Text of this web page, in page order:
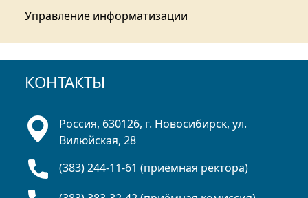
Управление информатизации
КОНТАКТЫ
Россия, 630126, г. Новосибирск, ул.
Вилюйская, 28
(383) 244-11-61 (приёмная ректора)